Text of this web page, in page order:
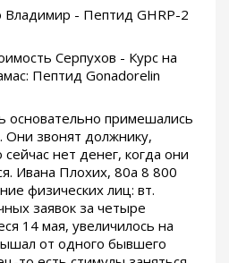
- Пептид GHRP-2
Серпухов - Курс на
Пептид Gonadorelin
основательно примешались
Они звонят должнику,
нет денег, когда они
Ивана Плохих, 80а 8 800
физических лиц: вт.
заявок за четыре
14 мая, увеличилось на
от одного бывшего